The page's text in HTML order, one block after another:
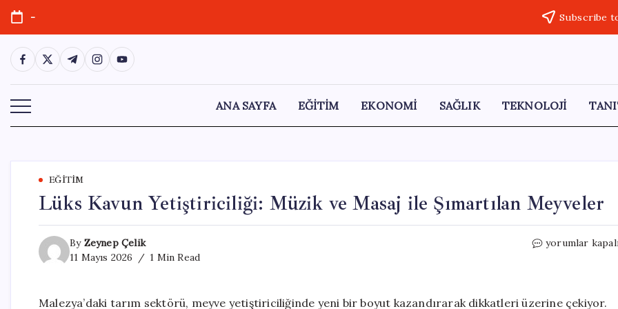
Skip
content
- Subscribe
https://www.facebook.com/
https://twitter.com/
https://t.me/
https://www.instagram.com/
https://youtube.com/
ANA SAYFA EĞİTİM EKONOMİ SAĞLIK TEKNOLOJİ
EĞITIM
Lüks Kavun Yetiştiriciliği: Müzik ve Masaj ile Şımartılan Meyveler
By Zeynep Çelik
11 Mayıs 2026
1 Min Read
Lüks
ve
yorumlar
Malezya’daki tarım sektörü, meyve yetiştiriciliğinde yeni bir boyut kazandırarak dikkatleri üzerine çekiyor.